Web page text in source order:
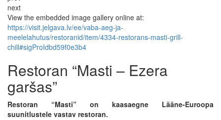
next
View the embedded image gallery online at:
https://visit.jelgava.lv/ee/vaba-aeg-ja-
meelelahutus/restoranid/item/4334-restorans-masti-grill-
chill#sigProIdbd59f0e3b4
Restoran “Masti – Ezera
garšas”
Restoran “Masti” on kaasaegne Lääne-Euroopa
suunitlustele vastav restoran.